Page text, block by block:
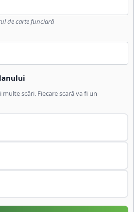
de carte funciară
scări. Fiecare scară va fi un